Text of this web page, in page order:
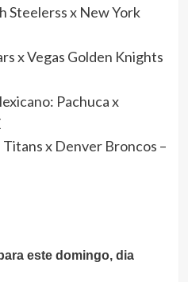
Steelerss x New York
x Vegas Golden Knights
Pachuca x
Titans x Denver Broncos –
este domingo, dia